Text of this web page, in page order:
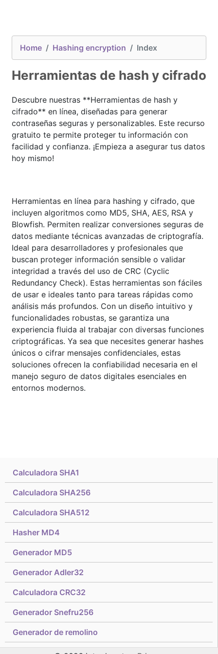
Calculadora SHA1
Calculadora SHA256
Calculadora SHA512
Hasher MD4
Generador MD5
Generador Adler32
Calculadora CRC32
Generador Snefru256
Generador de remolino
Home Hashing encryption Index
Herramientas de hash y cifrado
Descubre nuestras **Herramientas de hash y
cifrado** en línea, diseñadas para generar
contraseñas seguras y personalizables. Este recurso
gratuito te permite proteger tu información con
facilidad y confianza. ¡Empieza a asegurar tus datos
hoy mismo!
Herramientas en línea para hashing y cifrado, que
incluyen algoritmos como MD5, SHA, AES, RSA y
Blowfish. Permiten realizar conversiones seguras de
datos mediante técnicas avanzadas de criptografía.
Ideal para desarrolladores y profesionales que
buscan proteger información sensible o validar
integridad a través del uso de CRC (Cyclic
Redundancy Check). Estas herramientas son fáciles
de usar e ideales tanto para tareas rápidas como
análisis más profundos. Con un diseño intuitivo y
funcionalidades robustas, se garantiza una
experiencia fluida al trabajar con diversas funciones
criptográficas. Ya sea que necesites generar hashes
únicos o cifrar mensajes confidenciales, estas
soluciones ofrecen la confiabilidad necesaria en el
manejo seguro de datos digitales esenciales en
entornos modernos.